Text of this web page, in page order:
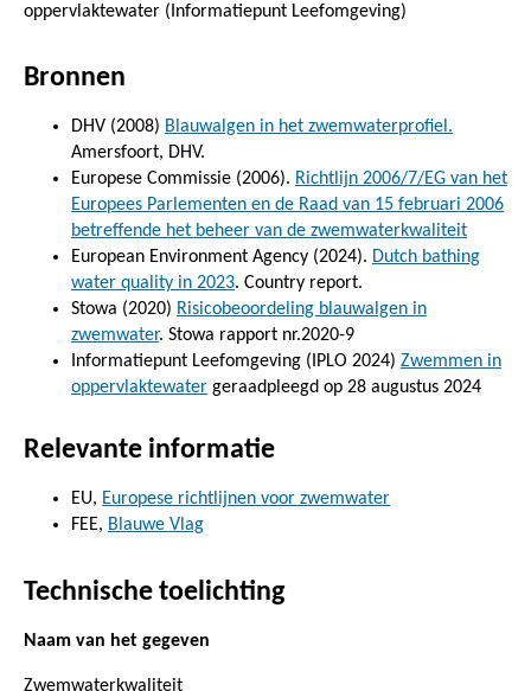
oppervlaktewater (Informatiepunt Leefomgeving)
Bronnen
DHV (2008) Blauwalgen in het zwemwaterprofiel.
Amersfoort, DHV.
Europese Commissie (2006). Richtlijn 2006/7/EG van het
Europees Parlementen en de Raad van 15 februari 2006
betreffende het beheer van de zwemwaterkwaliteit
European Environment Agency (2024). Dutch bathing
water quality in 2023. Country report.
Stowa (2020) Risicobeoordeling blauwalgen in
zwemwater. Stowa rapport nr.2020-9
Informatiepunt Leefomgeving (IPLO 2024) Zwemmen in
oppervlaktewater geraadpleegd op 28 augustus 2024
Relevante informatie
EU, Europese richtlijnen voor zwemwater
FEE, Blauwe Vlag
Technische toelichting
Naam van het gegeven
Zwemwaterkwaliteit